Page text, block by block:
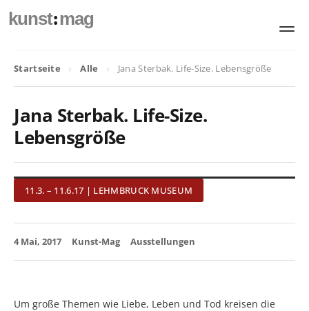
kunst:mag
Startseite Alle Jana Sterbak. Life-Size. Lebensgröße
Jana Sterbak. Life-Size.
Lebensgröße
11.3. – 11.6.17 | LEHMBRUCK MUSEUM
4 Mai, 2017 Kunst-Mag Ausstellungen
Um große Themen wie Liebe, Leben und Tod kreisen die